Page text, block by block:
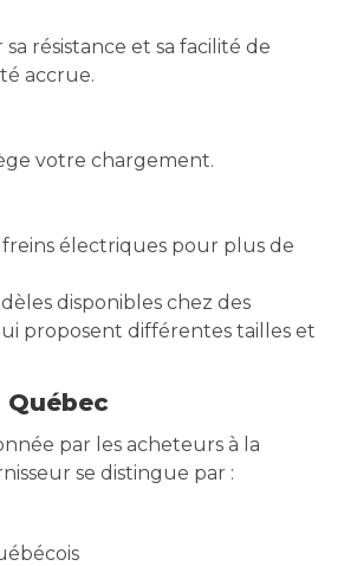
résistance et sa facilité de
accrue.
votre chargement.
électriques pour plus de
disponibles chez des
proposent différentes tailles et
Québec
par les acheteurs à la
se distingue par :